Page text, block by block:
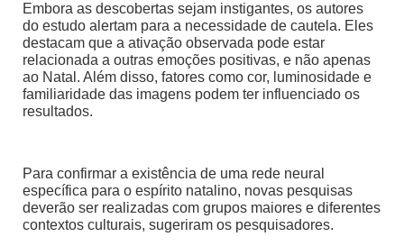
Embora as descobertas sejam instigantes, os autores
do estudo alertam para a necessidade de cautela. Eles
destacam que a ativação observada pode estar
relacionada a outras emoções positivas, e não apenas
ao Natal. Além disso, fatores como cor, luminosidade e
familiaridade das imagens podem ter influenciado os
resultados.
Para confirmar a existência de uma rede neural
específica para o espírito natalino, novas pesquisas
deverão ser realizadas com grupos maiores e diferentes
contextos culturais, sugeriram os pesquisadores.